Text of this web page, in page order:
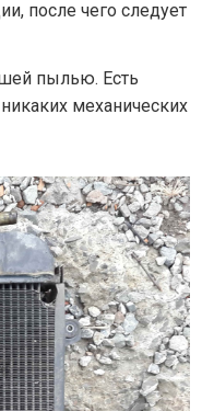
после чего следует
пылью. Есть
механических